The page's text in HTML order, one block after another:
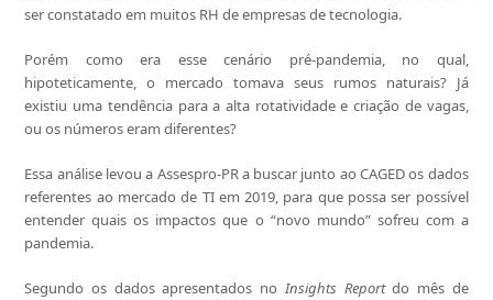
ser constatado em muitos RH de empresas de tecnologia.
Porém como era esse cenário pré-pandemia, no qual,
hipoteticamente, o mercado tomava seus rumos naturais? Já
existiu uma tendência para a alta rotatividade e criação de vagas,
ou os números eram diferentes?
Essa análise levou a Assespro-PR a buscar junto ao CAGED os dados
referentes ao mercado de TI em 2019, para que possa ser possível
entender quais os impactos que o “novo mundo” sofreu com a
pandemia.
Segundo os dados apresentados no Insights Reportdo mês de